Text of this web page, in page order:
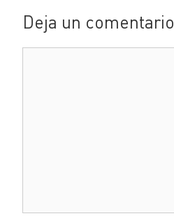
Deja un comentario